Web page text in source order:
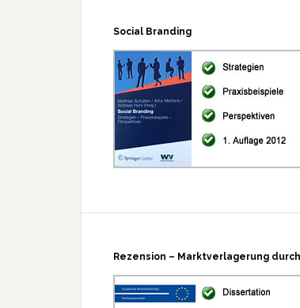
Social Branding
Rezension – Marktverlagerung